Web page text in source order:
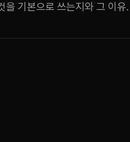
을 기본으로 쓰는지와 그 이유.